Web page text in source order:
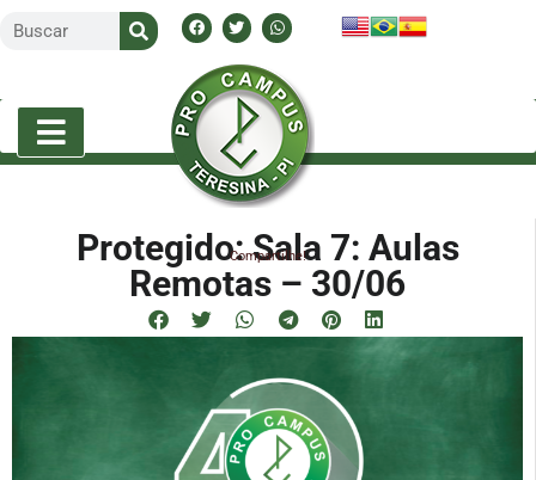
Protegido: Sala 7: Aulas
Remotas – 30/06
Compartilhe!